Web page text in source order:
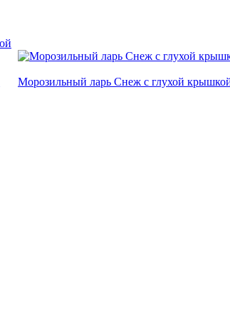
Морозильный ларь Снеж с глухой